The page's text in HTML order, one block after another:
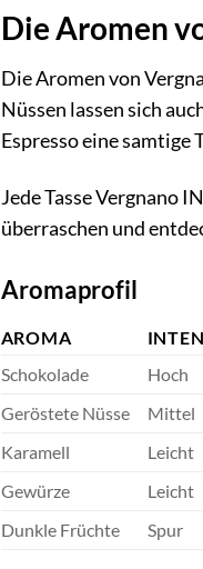
Die Aromen
Die Aromen von
Nüssen lassen sich
Espresso eine samtige
Jede Tasse Vergnano
überraschen und
Aromaprofil
AROMA
Schokolade
Hoch
Geröstete Nüsse
Mittel
Karamell
Leicht
Gewürze
Leicht
Dunkle Früchte
Spur